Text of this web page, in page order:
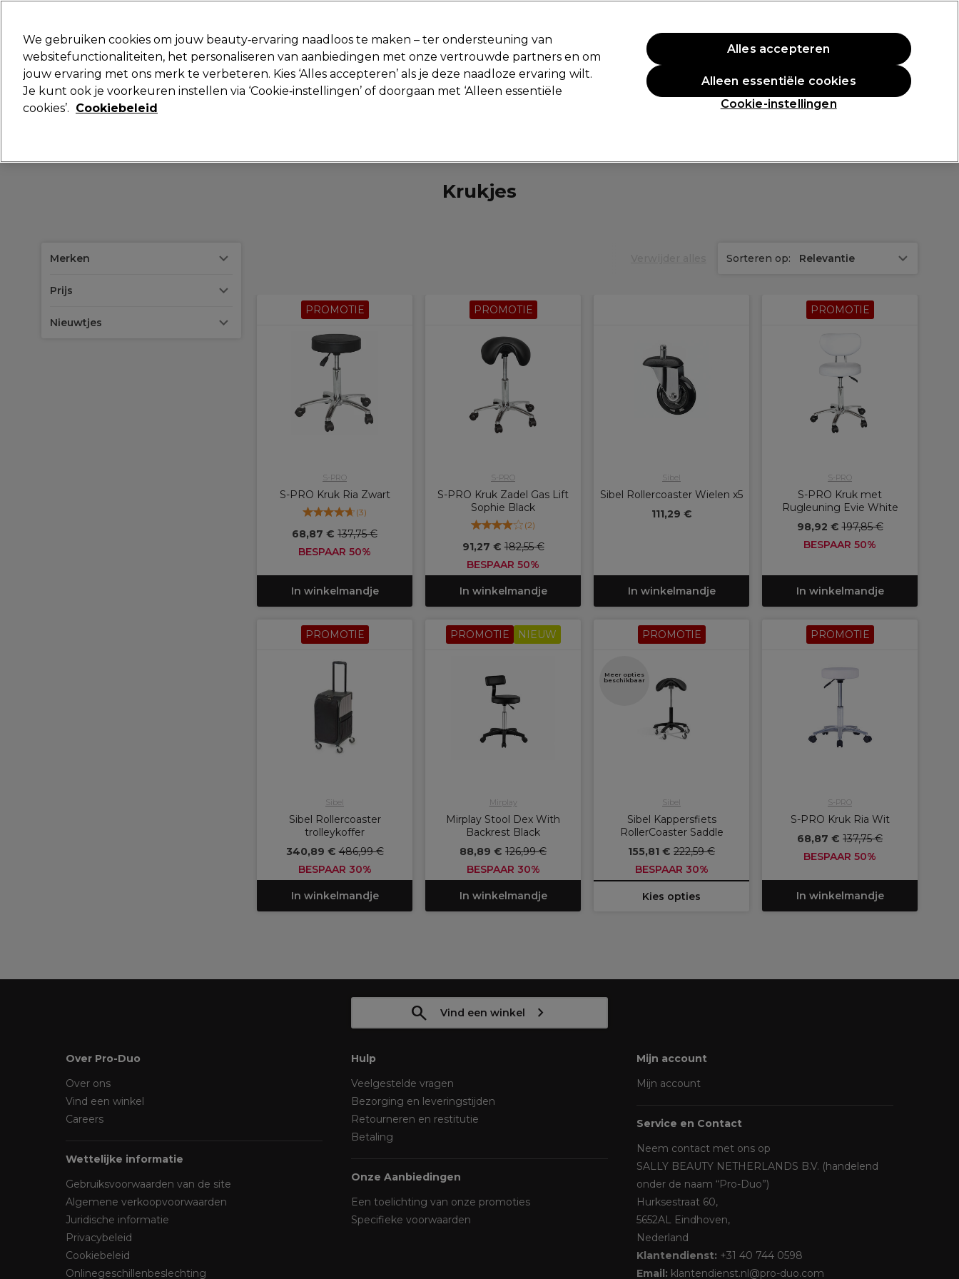
Aanmelden
Merken Deals Haar Elektra Beauty Salon interieur Mannen Vegan Nieuwe producten Professionele Awards
Volgende dag geleverd*
Krukjes
Merken
Prijs
Nieuwtjes
Sorteren op: Relevantie
PROMOTIE
S-PRO
S-PRO Kruk Ria Zwart
(3)
68,87 € 137,75 €
BESPAAR 50%
In winkelmandje
PROMOTIE
S-PRO
S-PRO Kruk Zadel Gas Lift
Sophie Black
(2)
91,27 €182,55 €
BESPAAR 50%
In winkelmandje
Sibel
Sibel Rollercoaster Wielen x5
111,29 €
In winkelmandje
PROMOTIE
S-PRO
S-PRO Kruk met
Rugleuning Evie White
98,92 €197,85 €
BESPAAR 50%
In winkelmandje
PROMOTIE
Sibel
Sibel Rollercoaster
trolleykoffer
340,89 €486,99 €
BESPAAR 30%
In winkelmandje
PROMOTIE NIEUW
Mirplay
Mirplay Stool Dex With
Backrest Black
88,89 € 126,99 €
BESPAAR 30%
In winkelmandje
PROMOTIE
Meer opties
beschikbaar
Sibel
Sibel Kappersfiets
RollerCoaster Saddle
155,81 € 222,59 €
BESPAAR 30%
Kies opties
PROMOTIE
S-PRO
S-PRO Kruk Ria Wit
68,87 € 137,75 €
BESPAAR 50%
In winkelmandje
Vind een winkel
Over Pro-Duo
Over ons
Vind een winkel
Careers
Wettelijke informatie
Gebruiksvoorwaarden van de site
Algemene verkoopvoorwaarden
Juridische informatie
Privacybeleid
Cookiebeleid
Onlinegeschillenbeslechting
Hulp
Veelgestelde vragen
Bezorging en leveringstijden
Retourneren en restitutie
Betaling
Onze Aanbiedingen
Een toelichting van onze promoties
Specifieke voorwaarden
Mijn account
Mijn account
Service en Contact
Neem contact met ons op
SALLY BEAUTY NETHERLANDS B.V. (handelend
onder de naam “Pro-Duo”)
Hurksestraat 60,
5652AL Eindhoven,
Nederland
Klantendienst: +31 40 744 0598
Email: klantendienst.nl@pro-duo.com
We gebruiken cookies om jouw beauty‑ervaring naadloos te maken – ter ondersteuning van
websitefunctionaliteiten, het personaliseren van aanbiedingen met onze vertrouwde partners en om
jouw ervaring met ons merk te verbeteren. Kies ‘Alles accepteren’ als je deze naadloze ervaring wilt.
Je kunt ook je voorkeuren instellen via ‘Cookie‑instellingen’ of doorgaan met ‘Alleen essentiële
cookies’. Cookiebeleid Cookie-instellingen
Alleen essentiële cookies
Alles accepteren